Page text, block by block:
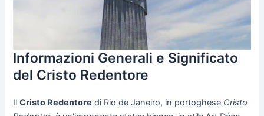
Informazioni Generali e Significato
del Cristo Redentore
IlCristo Redentore di Rio de Janeiro, in portoghese Cristo